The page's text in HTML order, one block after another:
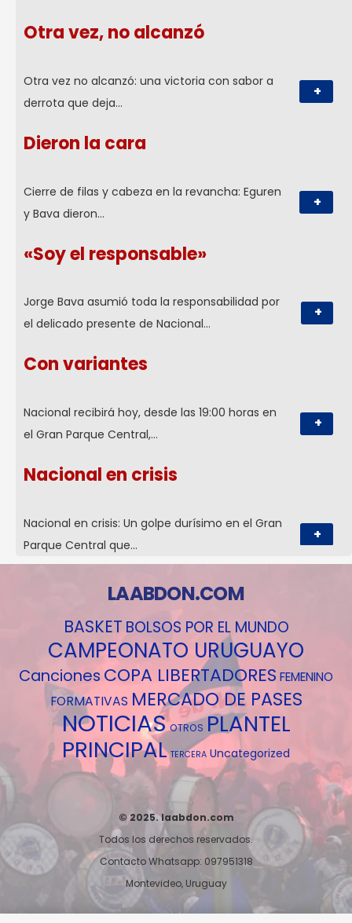
Otra vez, no alcanzó
Otra vez no alcanzó: una victoria con sabor a
derrota que deja…
+
Dieron la cara
Cierre de filas y cabeza en la revancha: Eguren
y Bava dieron…
+
«Soy el responsable»
Jorge Bava asumió toda la responsabilidad por
el delicado presente de Nacional…
+
Con variantes
Nacional recibirá hoy, desde las 19:00 horas en
el Gran Parque Central,…
+
Nacional en crisis
Nacional en crisis: Un golpe durísimo en el Gran
Parque Central que…
+
LAABDON.COM
BASKET BOLSOS POR EL MUNDO
CAMPEONATO URUGUAYO
Canciones COPA LIBERTADORES FEMENINO
FORMATIVAS MERCADO DE PASES
NOTICIAS OTROS PLANTEL
PRINCIPAL TERCERA Uncategorized
© 2025. laabdon.com
Todos los derechos reservados.
Contacto Whatsapp: 097951318
Montevideo, Uruguay